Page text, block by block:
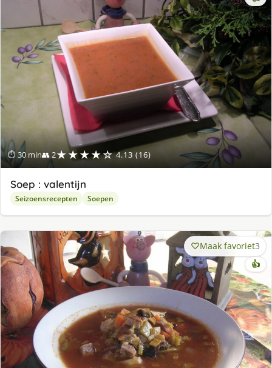
⏱ 30 min👥 2★★★★☆ 4.13 (16)
Soep : valentijn
Seizoensrecepten Soepen
Maak favoriet3
👍